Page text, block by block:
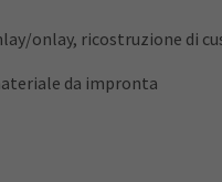
onlay, ricostruzione di
da impronta